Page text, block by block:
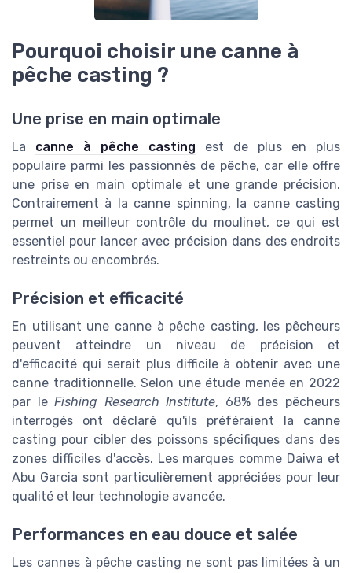
Pourquoi choisir une canne à
pêche casting ?
Une prise en main optimale
La canne à pêche casting est de plus en plus
populaire parmi les passionnés de pêche, car elle offre
une prise en main optimale et une grande précision.
Contrairement à la canne spinning, la canne casting
permet un meilleur contrôle du moulinet, ce qui est
essentiel pour lancer avec précision dans des endroits
restreints ou encombrés.
Précision et efficacité
En utilisant une canne à pêche casting, les pêcheurs
peuvent atteindre un niveau de précision et
d'efficacité qui serait plus difficile à obtenir avec une
canne traditionnelle. Selon une étude menée en 2022
par leFishing Research Institute, 68% des pêcheurs
interrogés ont déclaré qu'ils préféraient la canne
casting pour cibler des poissons spécifiques dans des
zones difficiles d'accès. Les marques comme Daiwa et
Abu Garcia sont particulièrement appréciées pour leur
qualité et leur technologie avancée.
Performances en eau douce et salée
Les cannes à pêche casting ne sont pas limitées à un